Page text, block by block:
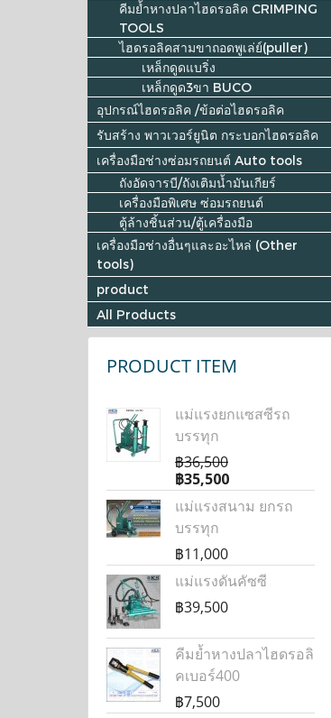
คีมย้ำหางปลาไฮดรอลิค CRIMPING
TOOLS
ไฮดรอลิคสามขาถอดพูเล่ย์(puller)
เหล็กดูดแบริ่ง
เหล็กดูด3ขา BUCO
อุปกรณ์ไฮดรอลิค /ข้อต่อไฮดรอลิค
รับสร้าง พาวเวอร์ยูนิต กระบอกไฮดรอลิค
เครื่องมือช่างซ่อมรถยนต์ Auto tools
ถังอัดจารบี/ถังเติมน้ำมันเกียร์
เครื่องมือพิเศษ ซ่อมรถยนต์
ตู้ล้างชิ้นส่วน/ตู้เครื่องมือ
เครื่องมือช่างอื่นๆและอะไหล่ (Other
tools)
product
All Products
PRODUCT ITEM
แม่แรงยกแซสซีรถ
บรรทุก
฿36,500
฿35,500
แม่แรงสนาม ยกรถ
บรรทุก
฿11,000
แม่แรงดันคัซซี
฿39,500
คีมย้ำหางปลาไฮดรอลิ
คเบอร์400
฿7,500